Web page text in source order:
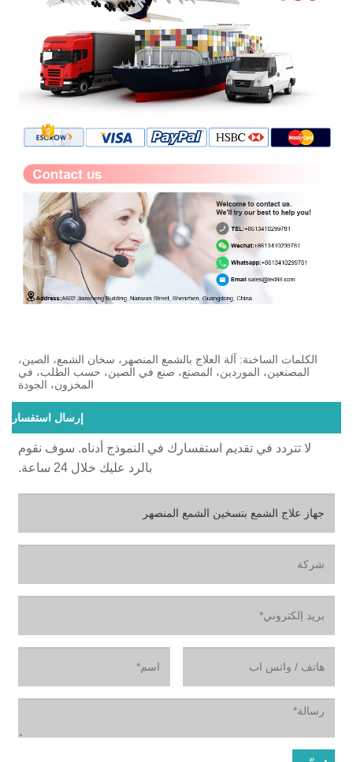
الكلمات الساخنة: آلة العلاج بالشمع المنصهر، سخان الشمع، الصين،
المصنعين، الموردين، المصنع، صنع في الصين، حسب الطلب، في
المخزون، الجودة
إرسال استفسار
لا تتردد في تقديم استفسارك في النموذج أدناه. سوف نقوم
بالرد عليك خلال 24 ساعة.